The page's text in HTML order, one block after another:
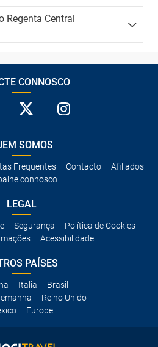
Regenta Central
CONNOSCO
SOMOS
Frequentes Contacto
Afiliados
connosco
LEGAL
Segurança
Política de Cookies
Acessibilidade
PAÍSES
Italia
Brasil
Reino Unido
Europe